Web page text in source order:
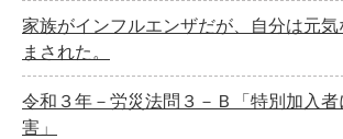
家族がインフルエンザだが、自分は元
まされた。
令和３年－労災法問３－Ｂ「特別加入者
害」